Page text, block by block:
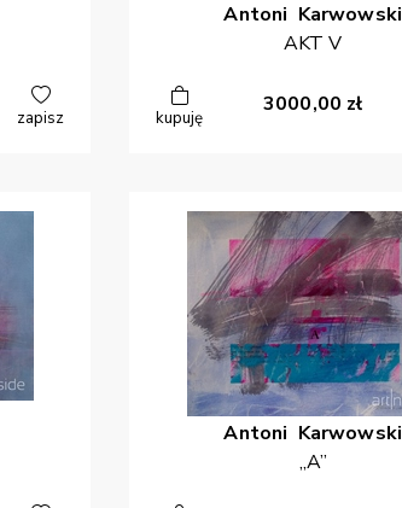
zapisz
Antoni Karwowski
AKT V
kupuję
3000,00 zł
Antoni Karwowski
„A”